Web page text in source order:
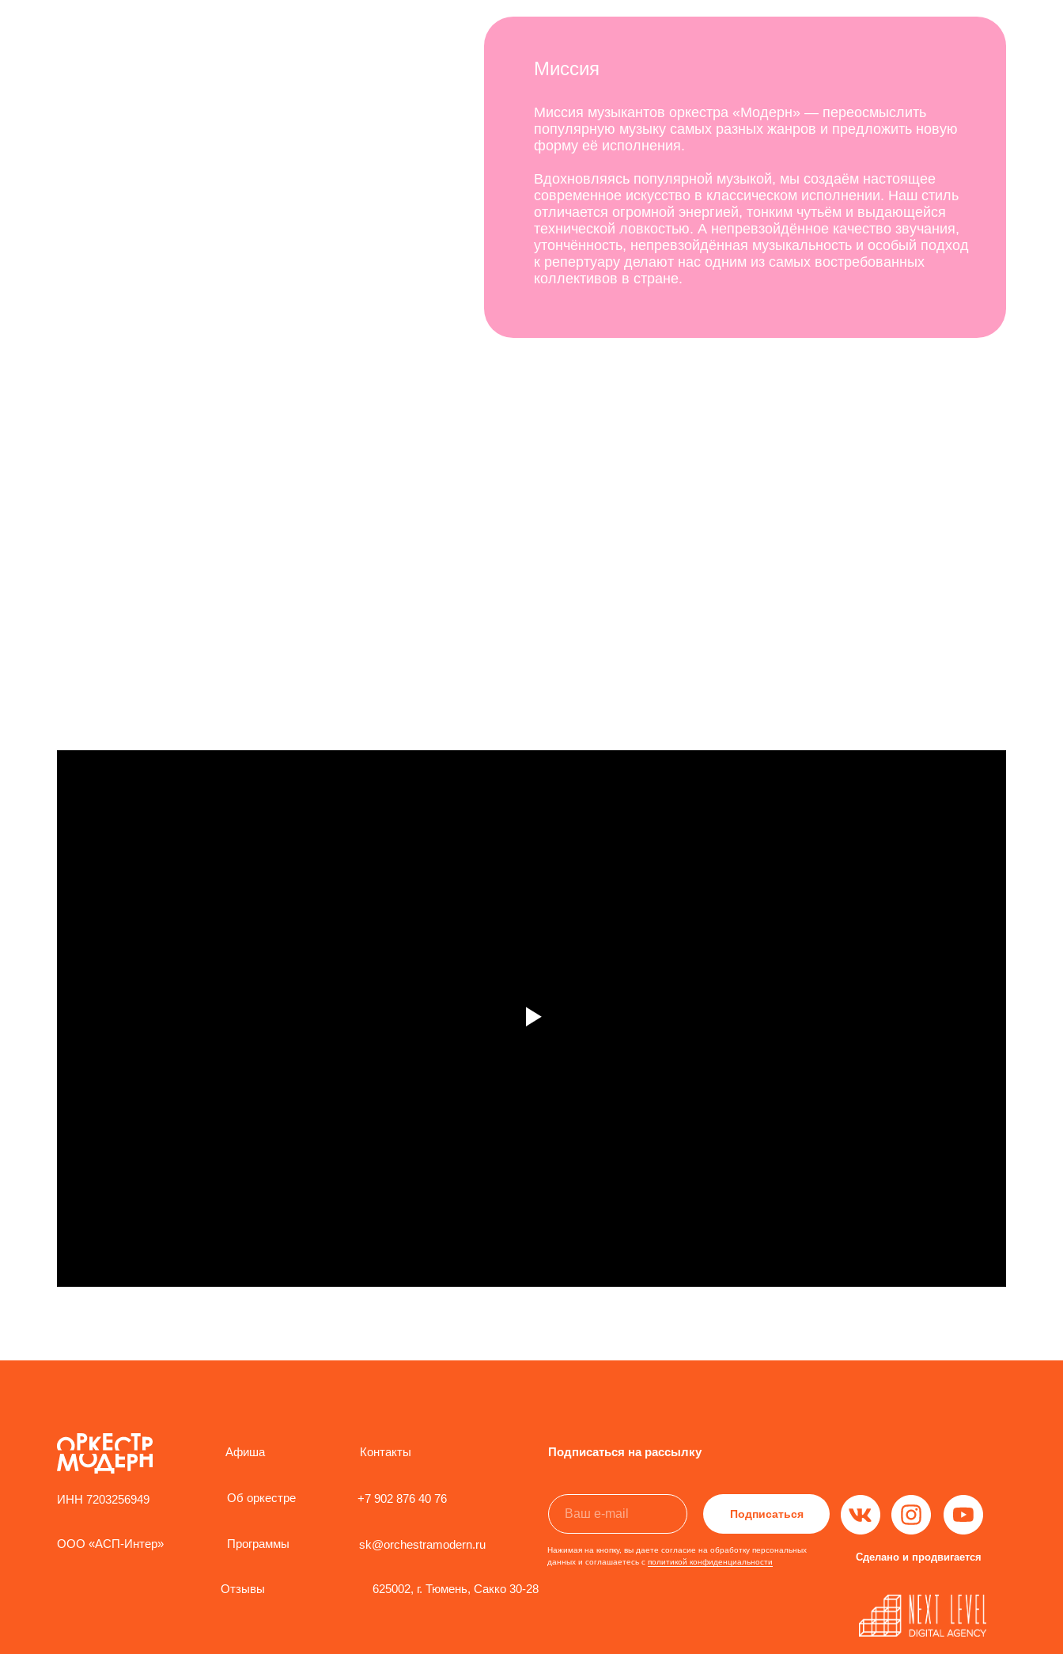
Миссия музыкантов оркестра «Модерн» — переосмыслить
популярную музыку самых разных жанров и предложить новую
форму её исполнения.
Вдохновляясь популярной музыкой, мы создаём настоящее
современное искусство в классическом исполнении. Наш стиль
отличается огромной энергией, тонким чутьём и выдающейся
технической ловкостью. А непревзойдённое качество звучания,
утончённость, непревзойдённая музыкальность и особый подход
к репертуару делают нас одним из самых востребованных
коллективов в стране.
Миссия
Афиша
Об оркестре
Контакты
ООО «АСП-Интер»
ИНН 7203256949
sk@orchestramodern.ru
+7 902 876 40 76
625002, г. Тюмень, Сакко 30-28
Подписаться
Подписаться на рассылку
Отзывы
Сделано и продвигается
Программы
Нажимая на кнопку, вы даете согласие на обработку персональных
данных и соглашаетесь c политикой конфиденциальности